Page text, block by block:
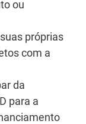
ou
próprias
com a
da
para a